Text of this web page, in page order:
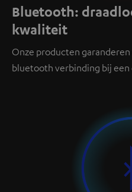
Time
Bluetooth:
kwaliteit
Onze producten
bluetooth verbinding bij